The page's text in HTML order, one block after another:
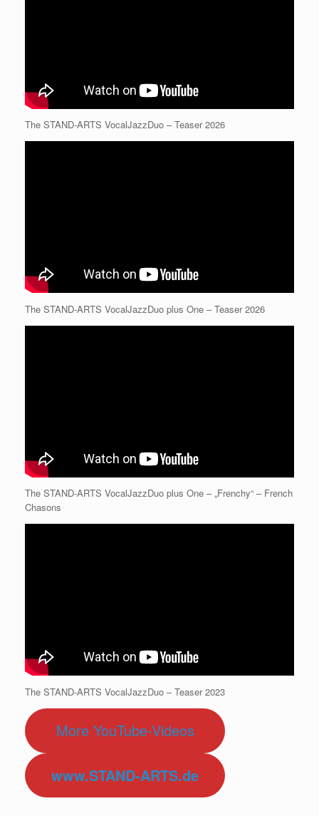
The STAND-ARTS VocalJazzDuo – Teaser 2026
The STAND-ARTS VocalJazzDuo plus One – Teaser 2026
The STAND-ARTS VocalJazzDuo plus One – „Frenchy“ – French
Chasons
The STAND-ARTS VocalJazzDuo – Teaser 2023
More YouTube-Videos
www.STAND-ARTS.de